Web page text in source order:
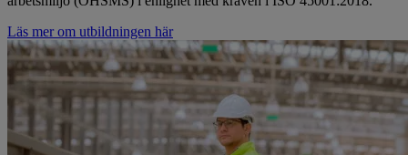
Läs mer om utbildningen här